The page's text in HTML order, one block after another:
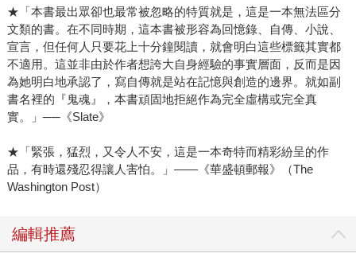
★「本書最出眾卻也最常被忽略的特質就是，這是一本無法區分
文類的書。在不同時期，這本書被形容為回憶錄、自傳、小說、
宣言，但任何人只要花上十分鐘閱讀，就會明白這些標籤其實都
不適用。這並非由於作者想誇大自身經驗的事實層面，反而是因
為她明白地承認了，寫自傳就是站在記憶與創造的邊界。就如副
書名裡的『鬼魂』，本書頑固地拒絕作為完全虛構或完全真
實。」──《Slate》
★「緊張，猛烈，又令人不安，這是一本奇特而精彩紛呈的作
品，有時還殘忍得讓人害怕。」——《華盛頓郵報》（The
Washington Post）
編輯推薦